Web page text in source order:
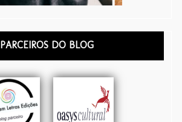
PARCEIROS DO BLOG